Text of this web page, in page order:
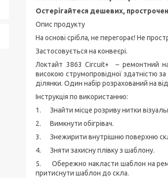
Остерігайтеся дешевих,
Опис продукту
На основі срібла, не перегорає! Не
Застосовується на конвеєрі.
Локтайт 3863Circuit+
– ремонтний
високою струмопровідної здатністю
ділянки. Один набір розрахований на
Інструкція по використанню:
1.
Знайти місце розриву нитки
2.
Вимкнути обігрівач.
3.
Знежирити внутрішню поверхню
4.
Зняти захисну плівку з шаблону.
5.
Обережно накласти шаблон на
притиснути шаблон до скла.